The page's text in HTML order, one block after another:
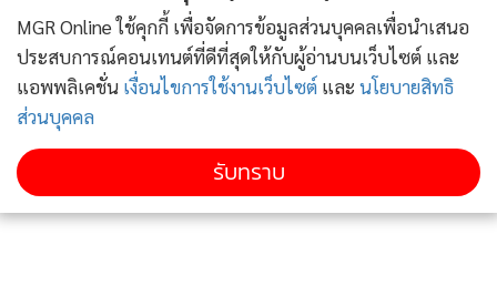
MGR Online ใช้คุกกี้ เพื่อจัดการข้อมูลส่วนบุคคลเพื่อนำเสนอ
ประสบการณ์คอนเทนต์ที่ดีที่สุดให้กับผู้อ่านบนเว็บไซต์ และ
แอพพลิเคชั่น เงื่อนไขการใช้งานเว็บไซต์ และ นโยบายสิทธิ
ส่วนบุคคล
รับทราบ